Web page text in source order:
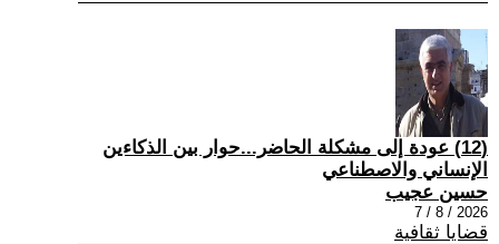
(12) عودة إلى مشكلة الحاضر...حوار بين الذكاءين
الإنساني والاصطناعي
حسين عجيب
2026 / 8 / 7
قضايا ثقافية